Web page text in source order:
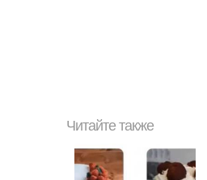
Читайте также